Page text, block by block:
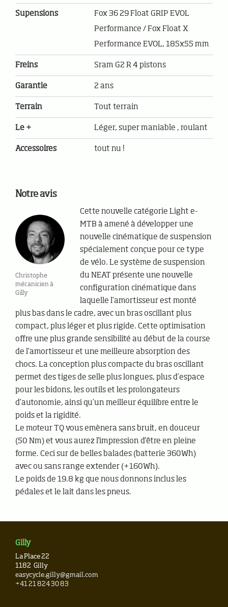
Supensions
Fox 36 29 Float GRIP EVOL
Performance / Fox Float X
Performance EVOL, 185x55 mm
Freins Sram G2 R 4 pistons
Garantie 2 ans
Terrain Tout terrain
Le + Léger, super maniable , roulant
Accessoires tout nu !
Notre avis
Christophe
mécanicien à
Gilly
Cette nouvelle catégorie Light e-
MTB à amené à développer une
nouvelle cinématique de suspension
spécialement conçue pour ce type
de vélo. Le système de suspension
du NEAT présente une nouvelle
configuration cinématique dans
laquelle l’amortisseur est monté
plus bas dans le cadre, avec un bras oscillant plus
compact, plus léger et plus rigide. Cette optimisation
offre une plus grande sensibilité au début de la course
de l’amortisseur et une meilleure absorption des
chocs. La conception plus compacte du bras oscillant
permet des tiges de selle plus longues, plus d’espace
pour les bidons, les outils et les prolongateurs
d’autonomie, ainsi qu’un meilleur équilibre entre le
poids et la rigidité.
Le moteur TQ vous emènera sans bruit, en douceur
(50 Nm) et vous aurez l'impression d'être en pleine
forme. Ceci sur de belles balades (batterie 360Wh)
avec ou sans range extender (+160Wh).
Le poids de 19.8 kg que nous donnons inclus les
pédales et le lait dans les pneus.
Gilly
La Place 22
1182 Gilly
easycycle.gilly@gmail.com
+41 21 824 30 83